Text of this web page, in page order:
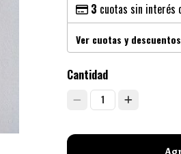
3 cuotas sin interés
Ver cuotas y descuentos
Cantidad
1